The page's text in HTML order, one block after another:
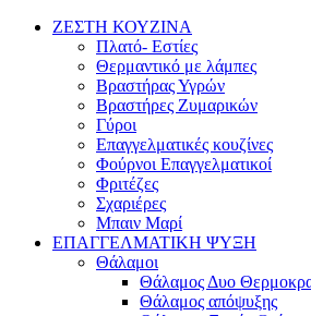
ΖΕΣΤΗ ΚΟΥΖΙΝΑ
Πλατό- Εστίες
Θερμαντικό με λάμπες
Βραστήρας Υγρών
Βραστήρες Ζυμαρικών
Γύροι
Επαγγελματικές κουζίνες
Φούρνοι Επαγγελματικοί
Φριτέζες
Σχαριέρες
Μπαιν Μαρί
ΕΠΑΓΓΕΛΜΑΤΙΚΗ ΨΥΞΗ
Θάλαμοι
Θάλαμος Δυο
Θάλαμος απόψυξης